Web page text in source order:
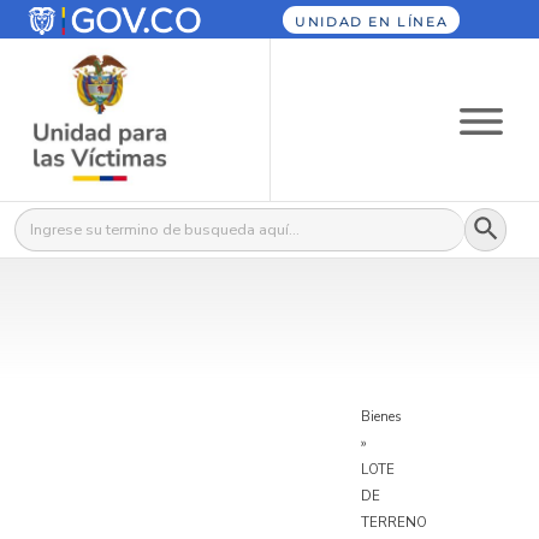
UNIDAD EN LÍNEA
Buscar: Botón
Bienes
»
LOTE
DE
TERRENO